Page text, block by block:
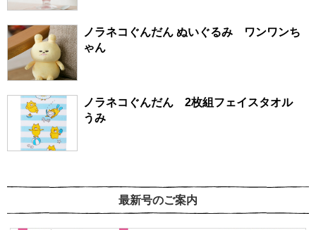
ノラネコぐんだん ぬいぐるみ ワンワンち
ゃん
ノラネコぐんだん 2枚組フェイスタオル
うみ
最新号のご案内